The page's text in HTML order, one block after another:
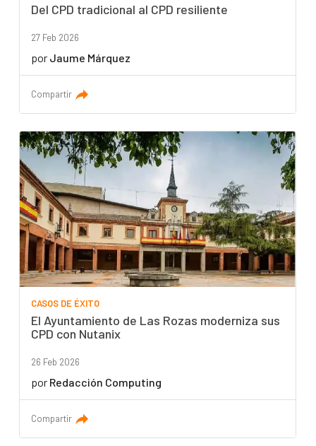
Del CPD tradicional al CPD resiliente
27 Feb 2026
por Jaume Márquez
Compartir
CASOS DE ÉXITO
El Ayuntamiento de Las Rozas moderniza sus
CPD con Nutanix
26 Feb 2026
por Redacción Computing
Compartir